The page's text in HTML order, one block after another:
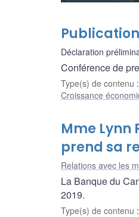
Déclaration
Conférence de
Type(s) de contenu :
Croissance
Mme
prend sa
Relations avec les
La Banque du
2019.
Type(s) de contenu :